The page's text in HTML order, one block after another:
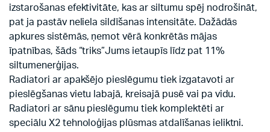
izstarošanas efektivitāte, kas ar siltumu spēj nodrošināt,
pat ja pastāv neliela sildīšanas intensitāte. Dažādās
apkures sistēmās, ņemot vērā konkrētās mājas
īpatnības, šāds “triks”Jums ietaupīs līdz pat 11%
siltumenerģijas.
Radiatori ar apakšējo pieslēgumu tiek izgatavoti ar
pieslēgšanas vietu labajā, kreisajā pusē vai pa vidu.
Radiatori ar sānu pieslēgumu tiek komplektēti ar
speciālu X2 tehnoloģijas plūsmas atdalīšanas ieliktni.